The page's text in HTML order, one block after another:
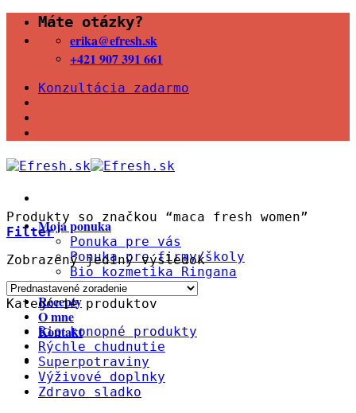
Skip Máte otázky?
erika@efresh.sk
+421 907 391 661
Konzultácia zadarmo
Moja ponuka
Ponuka pre vás
Ponuka pre firmy/školy
Bio kozmetika Ringana
Blog
Recepty
O mne
Kontakt
Produkty so značkou “maca fresh women”
Filter
Zobrazený jediný výsledok
Kategórie produktov
Bio konopné produkty
Rýchle chudnutie
Superpotraviny
Výživové doplnky
Zdravo sladko